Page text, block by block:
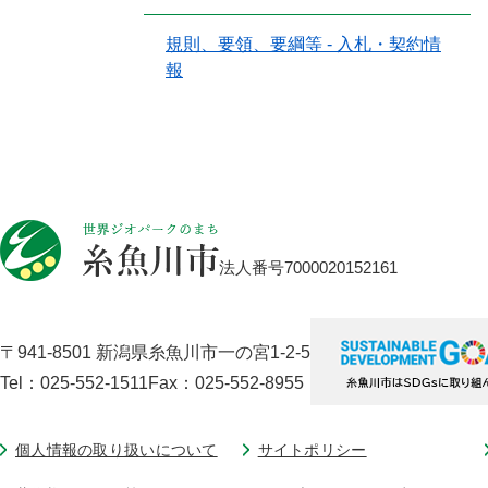
規則、要領、要綱等 - 入札・契約情
報
法人番号7000020152161
〒941-8501 新潟県糸魚川市一の宮1-2-5
Tel：025-552-1511Fax：025-552-8955
個人情報の取り扱いについて サイトポリシー